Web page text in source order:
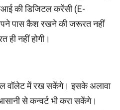
की डिजिटल करेंसी (E-
पास कैश रखने की जरूरत नहीं
ही नहीं होगी।
वॉलेट में रख सकेंगे। इसके अलावा
से कन्वर्ट भी करा सकेंगे।